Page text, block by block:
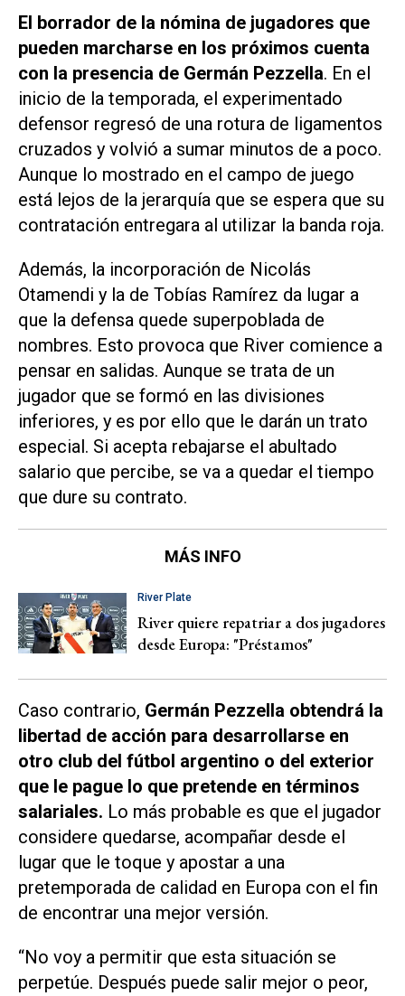
El borrador de la nómina de jugadores que
pueden marcharse en los próximos cuenta
con la presencia de Germán Pezzella. En el
inicio de la temporada, el experimentado
defensor regresó de una rotura de ligamentos
cruzados y volvió a sumar minutos de a poco.
Aunque lo mostrado en el campo de juego
está lejos de la jerarquía que se espera que su
contratación entregara al utilizar la banda roja.
Además, la incorporación de Nicolás
Otamendi y la de Tobías Ramírez da lugar a
que la defensa quede superpoblada de
nombres. Esto provoca que River comience a
pensar en salidas. Aunque se trata de un
jugador que se formó en las divisiones
inferiores, y es por ello que le darán un trato
especial. Si acepta rebajarse el abultado
salario que percibe, se va a quedar el tiempo
que dure su contrato.
MÁS INFO
River Plate
River quiere repatriar a dos jugadores
desde Europa: "Préstamos"
Caso contrario, Germán Pezzella obtendrá la
libertad de acción para desarrollarse en
otro club del fútbol argentino o del exterior
que le pague lo que pretende en términos
salariales. Lo más probable es que el jugador
considere quedarse, acompañar desde el
lugar que le toque y apostar a una
pretemporada de calidad en Europa con el fin
de encontrar una mejor versión.
“No voy a permitir que esta situación se
perpetúe. Después puede salir mejor o peor,